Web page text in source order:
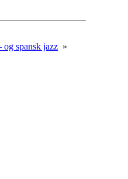
og spansk jazz »